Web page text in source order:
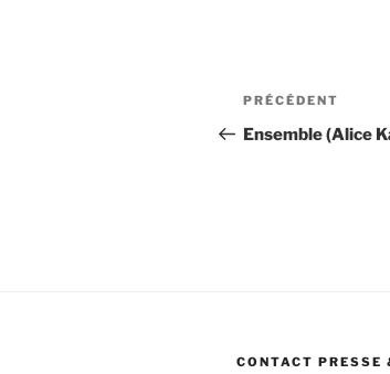
Navigation
de
Article
précédent
PRÉCÉDENT
Ensemble (Alice
CONTACT